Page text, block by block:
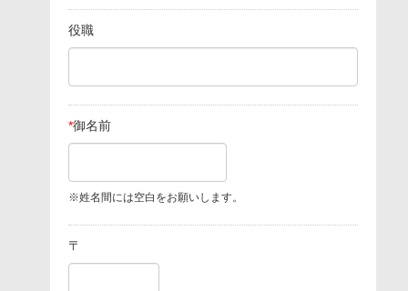
役職
*御名前
※姓名間には空白をお願いします。
〒